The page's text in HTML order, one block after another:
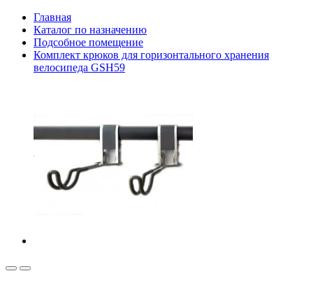
Главная
Каталог по назначению
Подсобное помещение
Комплект крюков для горизонтального хранения
велосипеда GSH59